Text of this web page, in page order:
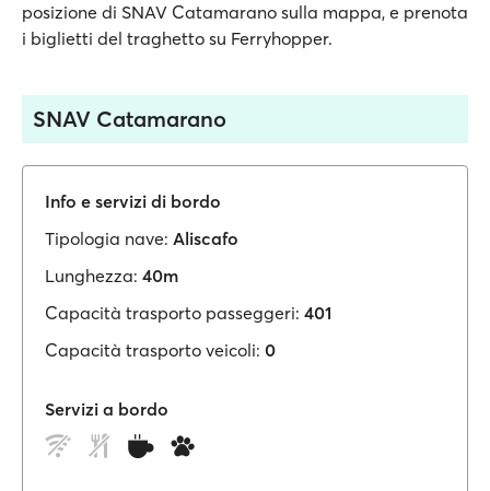
posizione di SNAV Catamarano sulla mappa, e prenota
i biglietti del traghetto su Ferryhopper.
SNAV Catamarano
Info e servizi di bordo
Tipologia nave: Aliscafo
Lunghezza: 40m
Capacità trasporto passeggeri: 401
Capacità trasporto veicoli: 0
Servizi a bordo